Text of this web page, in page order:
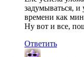
задумываться, и
времени как
Ну вот и все,
Ответить